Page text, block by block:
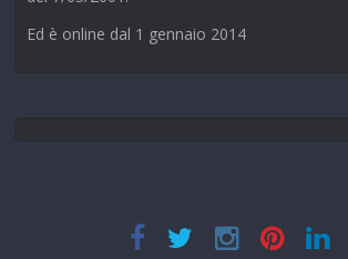
Ed è online dal 1 gennaio 2014